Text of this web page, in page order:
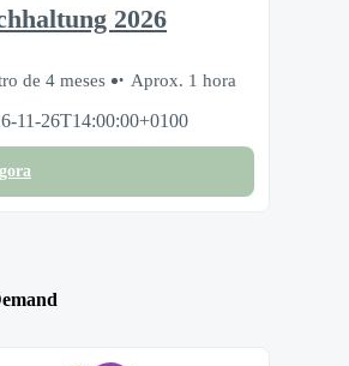
2026
de 4 meses
Aprox. 1 hora
11-26T14:00:00+0100